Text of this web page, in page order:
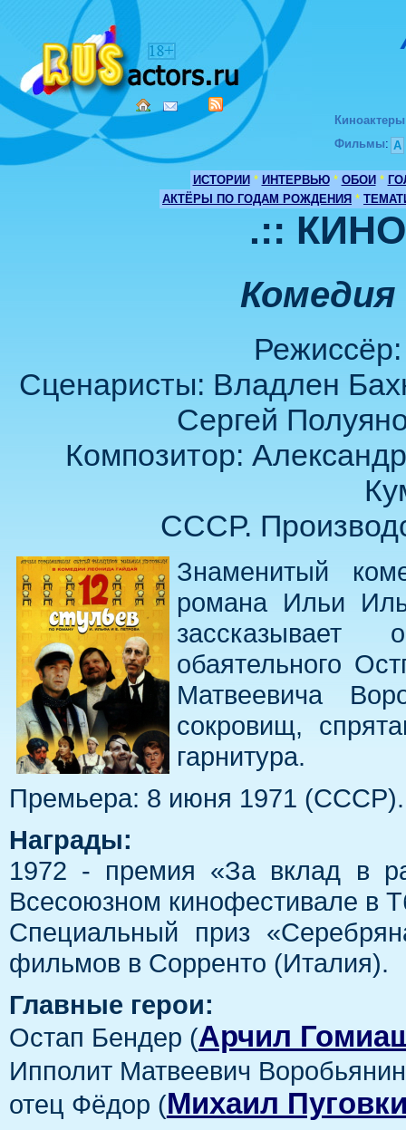
Киноактеры
Фильмы: А
ИСТОРИИ * ИНТЕРВЬЮ * ОБОИ *
АКТЁРЫ ПО ГОДАМ РОЖДЕНИЯ *
.::
Сценаристы: Владлен
Сергей
Композитор:
СССР.
Знаменитый
романа Ильи
обаятельного
Матвеевича
сокровищ,
гарнитура.
Премьера: 8 июня 1971 (СССР).
Награды:
1972 - премия «За вклад в
Всесоюзном кинофестивале в
Специальный приз
фильмов в Сорренто (Италия).
Главные герои:
Остап Бендер (Арчил
Ипполит Матвеевич
отец Фёдор (Михаил